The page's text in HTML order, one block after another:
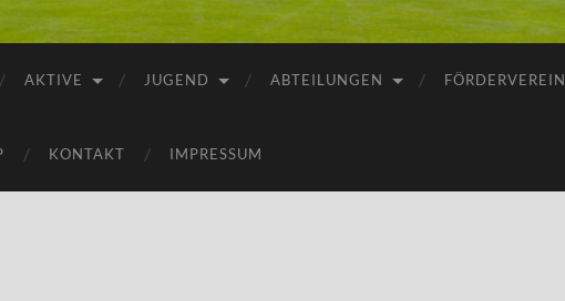
AKTIVE JUGEND ABTEILUNGEN FÖRDERVEREIN
KONTAKT IMPRESSUM